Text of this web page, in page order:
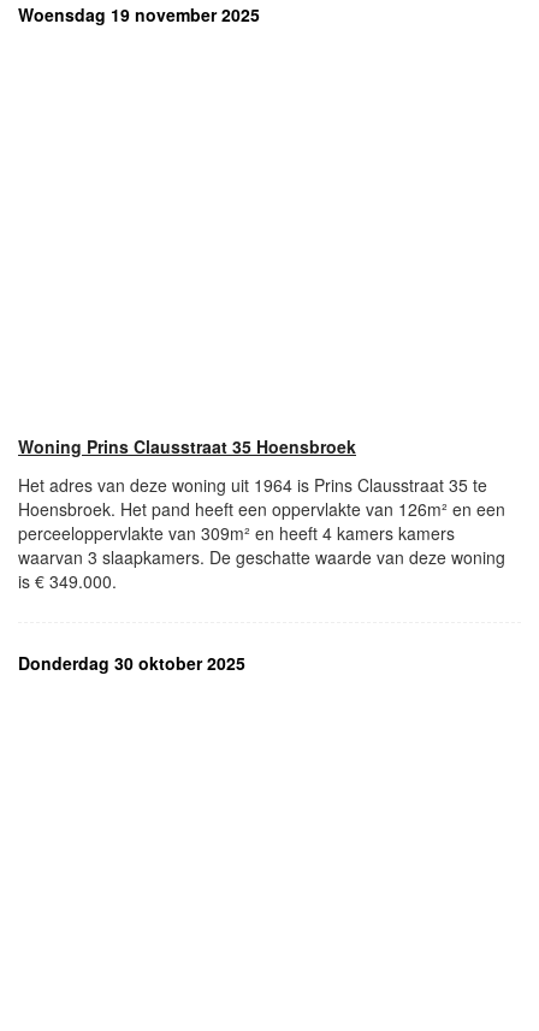
Woensdag 19 november 2025
Woning Prins Clausstraat 35 Hoensbroek
Het adres van deze woning uit 1964 is Prins Clausstraat 35 te
Hoensbroek. Het pand heeft een oppervlakte van 126m² en een
perceeloppervlakte van 309m² en heeft 4 kamers kamers
waarvan 3 slaapkamers. De geschatte waarde van deze woning
is € 349.000.
Donderdag 30 oktober 2025